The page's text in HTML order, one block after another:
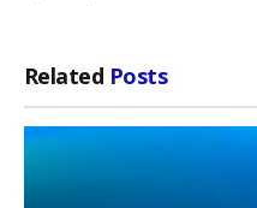
Related Posts